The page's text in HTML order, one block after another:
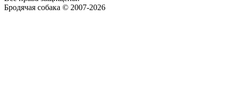
Бродячая собака © 2007-2026